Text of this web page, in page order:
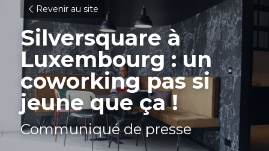
Revenir au site
Silversquare à
Luxembourg : un
coworking pas si
jeune que ça !
Communiqué de presse